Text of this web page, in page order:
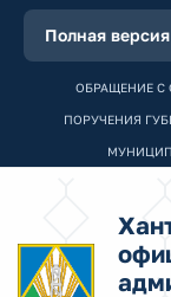
Полная версия
ОБРАЩЕНИЕ С
ПОРУЧЕНИЯ